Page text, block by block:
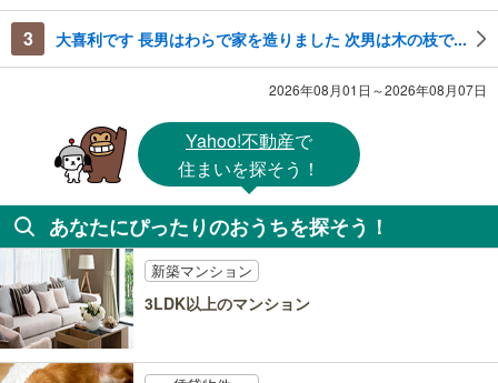
3 大喜利です 長男はわらで家を造りました 次男は木の枝で...
2026年08月01日～2026年08月07日
Yahoo!不動産で
住まいを探そう！
あなたにぴったりのおうちを探そう！
新築マンション
3LDK以上のマンション